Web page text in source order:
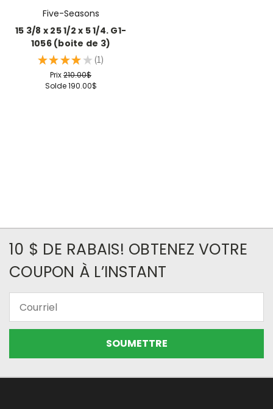
Five-Seasons
15 3/8 x 25 1/2 x 5 1/4. G1-
1056 (boite de 3)
★ ★ ★ ★ ★ 1
1
Prix210.00$
Solde190.00$
10 $ DE RABAIS! OBTENEZ VOTRE
COUPON À L’INSTANT